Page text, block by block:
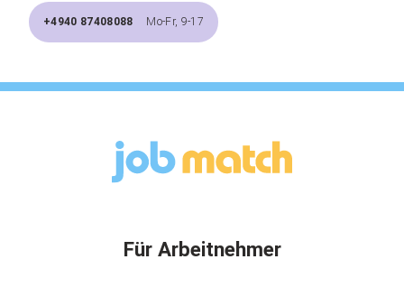
+4940 87408088 Mo-Fr, 9-17
Für Arbeitnehmer